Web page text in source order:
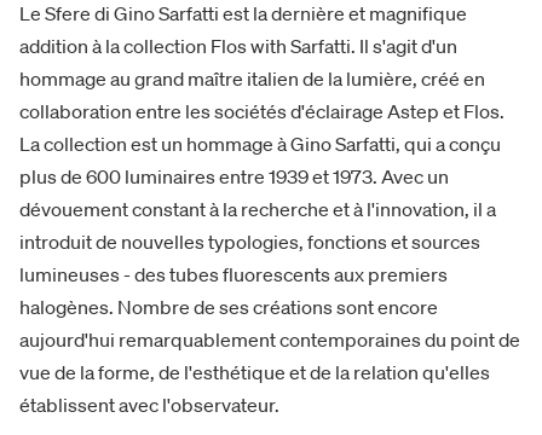
Le Sfere di Gino Sarfatti est la dernière et magnifique
addition à la collection Flos with Sarfatti. Il s'agit d'un
hommage au grand maître italien de la lumière, créé en
collaboration entre les sociétés d'éclairage Astep et Flos.
La collection est un hommage à Gino Sarfatti, qui a conçu
plus de 600 luminaires entre 1939 et 1973. Avec un
dévouement constant à la recherche et à l'innovation, il a
introduit de nouvelles typologies, fonctions et sources
lumineuses - des tubes fluorescents aux premiers
halogènes. Nombre de ses créations sont encore
aujourd'hui remarquablement contemporaines du point de
vue de la forme, de l'esthétique et de la relation qu'elles
établissent avec l'observateur.